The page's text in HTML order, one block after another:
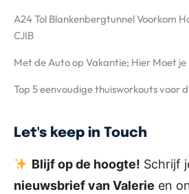
A24 Tol Blankenbergtunnel Voorkom
CJIB
Met de Auto op Vakantie; Hier Moet
Top 5 eenvoudige thuisworkouts voor
Let's keep in Touch
Blijf op de hoogte! Schrijf
nieuwsbrief van Valerie en